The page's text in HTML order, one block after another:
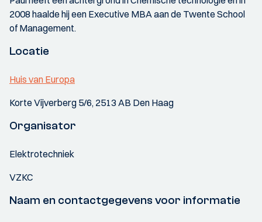
2008 haalde hij een Executive MBA aan de Twente School
of Management.
Locatie
Huis van Europa
Korte Vijverberg 5/6, 2513 AB Den Haag
Organisator
Elektrotechniek
VZKC
Naam en contactgegevens voor informatie